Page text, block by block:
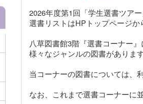
2026年度第1回「学生選書ツア
選書リストはHPトップページか
八草図書館3階『選書コーナー』
様々なジャンルの図書がありま
当コーナーの図書については、
なお、これまで選書コーナーに